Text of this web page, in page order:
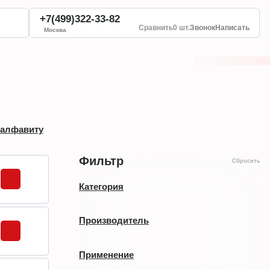
+7(499)322-33-82
Москва Сравнить0 шт.ЗвонокНаписать
Фильтр Сбросить
Категория
Производитель
Применение